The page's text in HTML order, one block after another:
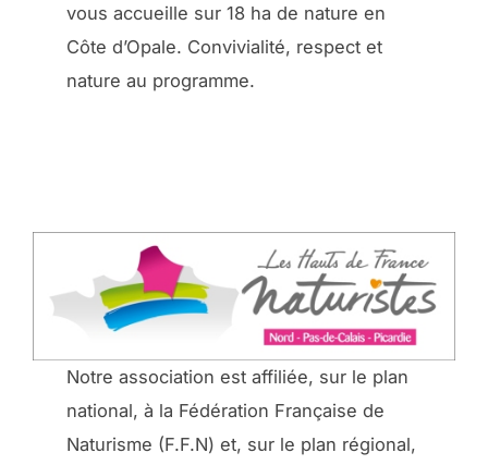
vous accueille sur 18 ha de nature en
Côte d’Opale. Convivialité, respect et
nature au programme.
Notre association est affiliée, sur le plan
national, à la Fédération Française de
Naturisme (F.F.N) et, sur le plan régional,